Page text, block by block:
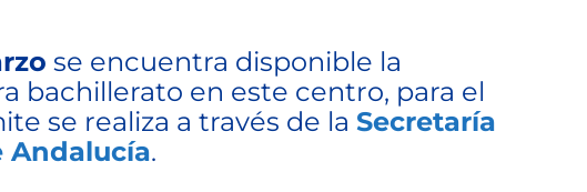
se encuentra disponible la
bachillerato en este centro, para el
se realiza a través de la Secretaría
Andalucía.